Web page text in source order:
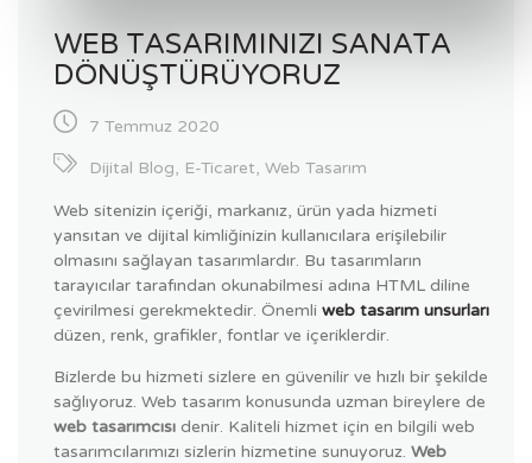
WEB TASARIMINIZI SANATA
DÖNÜŞTÜRÜYORUZ
7 Temmuz 2020
Dijital Blog, E-Ticaret, Web Tasarım
Web sitenizin içeriği, markanız, ürün yada hizmeti
yansıtan ve dijital kimliğinizin kullanıcılara erişilebilir
olmasını sağlayan tasarımlardır. Bu tasarımların
tarayıcılar tarafından okunabilmesi adına HTML diline
çevirilmesi gerekmektedir. Önemli web tasarım unsurları
düzen, renk, grafikler, fontlar ve içeriklerdir.
Bizlerde bu hizmeti sizlere en güvenilir ve hızlı bir şekilde
sağlıyoruz. Web tasarım konusunda uzman bireylere de
web tasarımcısı denir. Kaliteli hizmet için en bilgili web
tasarımcılarımızı sizlerin hizmetine sunuyoruz. Web